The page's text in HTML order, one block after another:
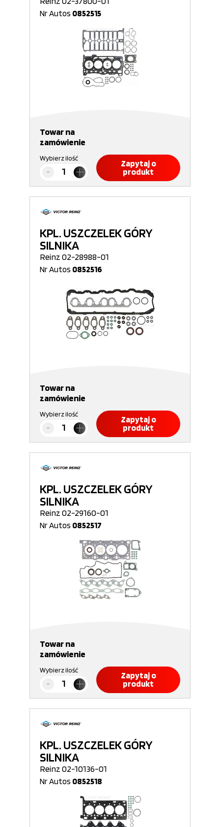
Nr Autos 0852515
Towar na
zamówienie
Wybierz ilość
Zapytaj o
produkt
KPL. USZCZELEK GÓRY
SILNIKA
Reinz 02-28988-01
Nr Autos 0852516
Towar na
zamówienie
Wybierz ilość
Zapytaj o
produkt
KPL. USZCZELEK GÓRY
SILNIKA
Reinz 02-29160-01
Nr Autos 0852517
Towar na
zamówienie
Wybierz ilość
Zapytaj o
produkt
KPL. USZCZELEK GÓRY
SILNIKA
Reinz 02-10136-01
Nr Autos 0852518